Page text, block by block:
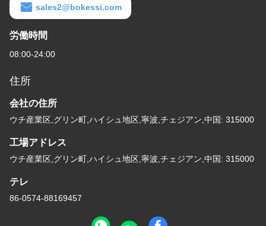
sales2@bokessi.com
労働時間
08:00-24:00
住所
会社の住所
ウチ産業区,グリン町,ハイシュ地区,寧波,チェジアン,中国: 315000
工場アドレス
ウチ産業区,グリン町,ハイシュ地区,寧波,チェジアン,中国: 315000
テレ
86-0574-88169457